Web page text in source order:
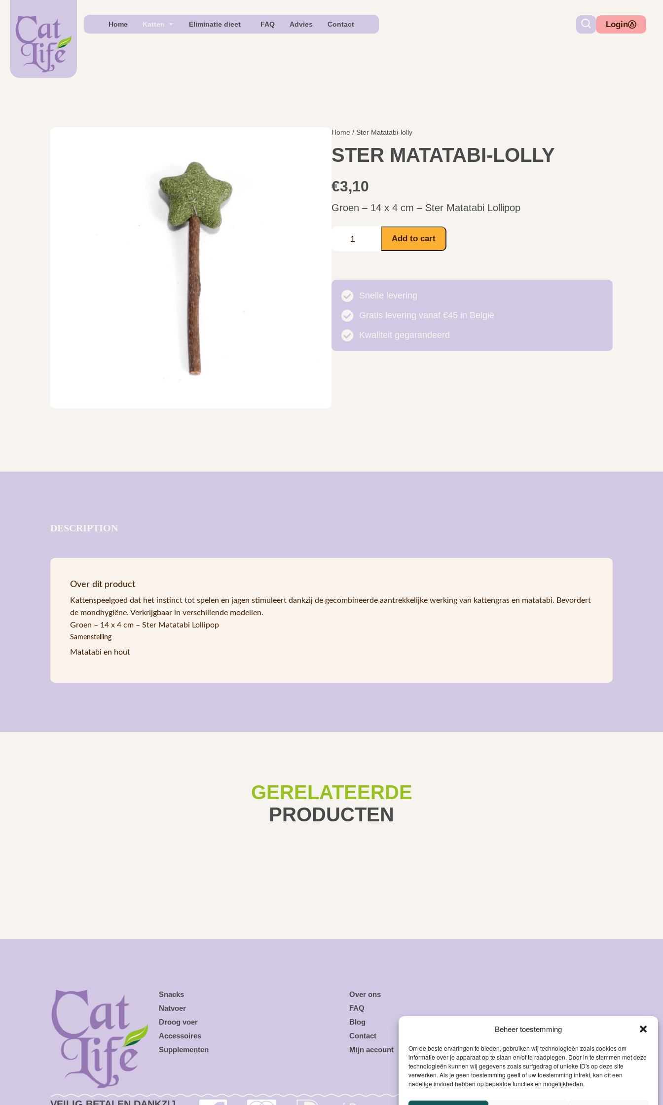
Beheer toestemming
Om de beste ervaringen te bieden, gebruiken wij technologieën zoals cookies om
informatie over je apparaat op te slaan en/of te raadplegen. Door in te stemmen met deze
technologieën kunnen wij gegevens zoals surfgedrag of unieke ID's op deze site
verwerken. Als je geen toestemming geeft of uw toestemming intrekt, kan dit een
nadelige invloed hebben op bepaalde functies en mogelijkheden.
Home Katten Eliminatie dieet FAQ Advies Contact Login
Home / Ster Matatabi-lolly
STER MATATABI-LOLLY
€3,10
Groen – 14 x 4 cm – Ster Matatabi Lollipop
Add to cart
Snelle levering
Gratis levering vanaf €45 in België
Kwaliteit gegarandeerd
DESCRIPTION
Over dit product
Kattenspeelgoed dat het instinct tot spelen en jagen stimuleert dankzij de gecombineerde aantrekkelijke werking van kattengras en matatabi. Bevordert
de mondhygiëne. Verkrijgbaar in verschillende modellen.
Groen – 14 x 4 cm – Ster Matatabi Lollipop
Samenstelling
Matatabi en hout
GERELATEERDE
PRODUCTEN
Snacks
Natvoer
Droog voer
Accessoires
Supplementen
Over ons
FAQ
Blog
Contact
Mijn account